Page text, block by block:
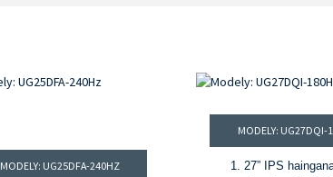
MODELY: UG25DFA-240HZ
MODELY: UG27DQI-
1. 27” IPS